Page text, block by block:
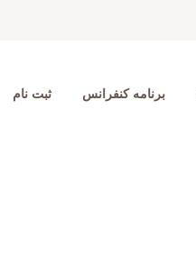
برنامه کنفرانس ثبت نام